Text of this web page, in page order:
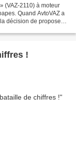
(VAZ-2110) à moteur
Quand AvtoVAZ a
décision de proposer
!